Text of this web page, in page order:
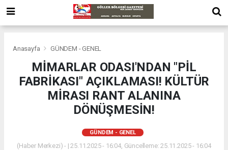
Anasayfa GÜNDEM - GENEL
MİMARLAR ODASI'NDAN "PİL
FABRİKASI" AÇIKLAMASI! KÜLTÜR
MİRASI RANT ALANINA
DÖNÜŞMESİN!
GÜNDEM - GENEL
(Haber Merkezi) - | 25.11.2025 - 16:04, Güncelleme: 25.11.2025 - 16:04